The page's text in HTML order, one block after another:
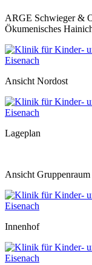
ARGE Schwieger &
Ökumenisches
Ansicht Nordost
Lageplan
Ansicht Gruppenraum
Innenhof